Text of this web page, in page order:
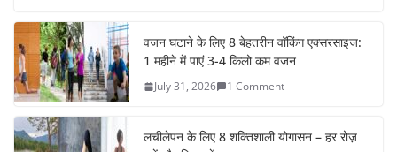
c
e
b
o
o
itt
er e
वजन घटाने के लिए 8 बेहतरीन वॉकिंग एक्सरसाइज:
1 महीने में पाएं 3-4 किलो कम वजन
July 31, 2026 1 Comment
लचीलेपन के लिए 8 शक्तिशाली योगासन – हर रोज़